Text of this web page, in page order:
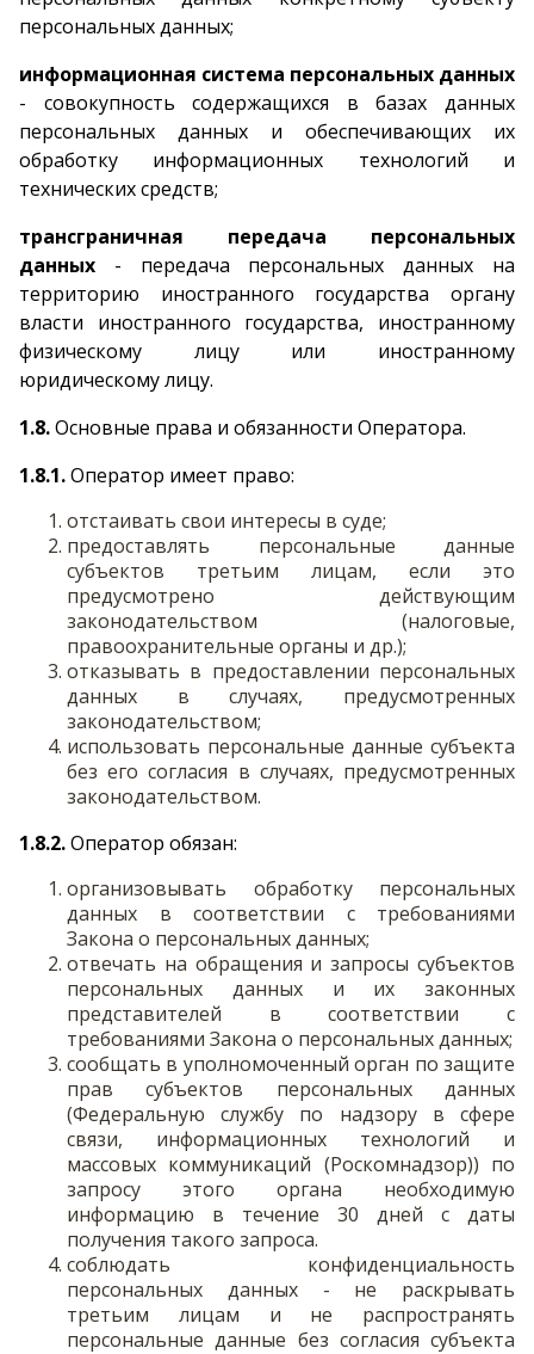
персональных данных;
информационная система персональных данных
- совокупность содержащихся в базах данных
персональных данных и обеспечивающих их
обработку информационных технологий и
технических средств;
трансграничная передача персональных
данных - передача персональных данных на
территорию иностранного государства органу
власти иностранного государства, иностранному
физическому лицу или иностранному
юридическому лицу.
1.8.Основные права и обязанности Оператора.
1.8.1.Оператор имеет право:
отстаивать свои интересы в суде;
предоставлять персональные данные
субъектов третьим лицам, если это
предусмотрено действующим
законодательством (налоговые,
правоохранительные органы и др.);
отказывать в предоставлении персональных
данных в случаях, предусмотренных
законодательством;
использовать персональные данные субъекта
без его согласия в случаях, предусмотренных
законодательством.
1.8.2.Оператор обязан:
организовывать обработку персональных
данных в соответствии с требованиями
Закона о персональных данных;
отвечать на обращения и запросы субъектов
персональных данных и их законных
представителей в соответствии с
требованиями Закона о персональных данных;
сообщать в уполномоченный орган по защите
прав субъектов персональных данных
(Федеральную службу по надзору в сфере
связи, информационных технологий и
массовых коммуникаций (Роскомнадзор)) по
запросу этого органа необходимую
информацию в течение 30 дней с даты
получения такого запроса.
соблюдать конфиденциальность
персональных данных - не раскрывать
третьим лицам и не распространять
персональные данные без согласия субъекта